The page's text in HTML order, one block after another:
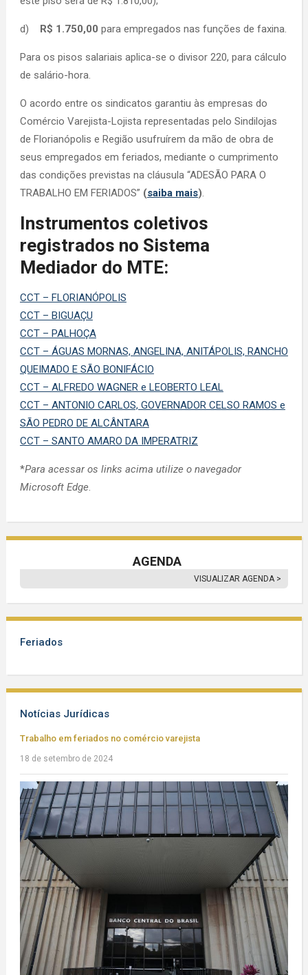
d) R$ 1.750,00 para empregados nas funções de faxina.
Para os pisos salariais aplica-se o divisor 220, para cálculo
de salário-hora.
O acordo entre os sindicatos garantiu às empresas do
Comércio Varejista-Lojista representadas pelo Sindilojas
de Florianópolis e Região usufruírem da mão de obra de
seus empregados em feriados, mediante o cumprimento
das condições previstas na cláusula “ADESÃO PARA O
TRABALHO EM FERIADOS” (saiba mais).
Instrumentos coletivos
registrados no Sistema
Mediador do MTE:
CCT – FLORIANÓPOLIS
CCT – BIGUAÇU
CCT – PALHOÇA
CCT – ÁGUAS MORNAS, ANGELINA, ANITÁPOLIS, RANCHO
QUEIMADO E SÃO BONIFÁCIO
CCT – ALFREDO WAGNER e LEOBERTO LEAL
CCT – ANTONIO CARLOS, GOVERNADOR CELSO RAMOS e
SÃO PEDRO DE ALCÂNTARA
CCT – SANTO AMARO DA IMPERATRIZ
*Para acessar os links acima utilize o navegador
Microsoft Edge.
AGENDA
VISUALIZAR AGENDA >
Feriados
Notícias Jurídicas
Trabalho em feriados no comércio varejista
18 de setembro de 2024